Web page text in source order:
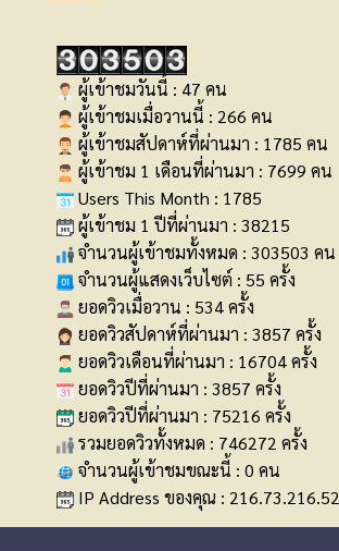
ผู้เข้าชมวันนี้ : 47 คน
ผู้เข้าชมเมื่อวานนี้ : 266 คน
ผู้เข้าชมสัปดาห์ที่ผ่านมา : 1785 คน
ผู้เข้าชม 1 เดือนที่ผ่านมา : 7699 คน
Users This Month : 1785
ผู้เข้าชม 1 ปีที่ผ่านมา : 38215
จำนวนผู้เข้าชมทั้งหมด : 303503 คน
จำนวนผู้แสดงเว็บไซต์ : 55 ครั้ง
ยอดวิวเมื่อวาน : 534 ครั้ง
ยอดวิวสัปดาห์ที่ผ่านมา : 3857 ครั้ง
ยอดวิวเดือนที่ผ่านมา : 16704 ครั้ง
ยอดวิวปีที่ผ่านมา : 3857 ครั้ง
ยอดวิวปีที่ผ่านมา : 75216 ครั้ง
รวมยอดวิวทั้งหมด : 746272 ครั้ง
จำนวนผู้เข้าชมขณะนี้ : 0 คน
IP Address ของคุณ : 216.73.216.52